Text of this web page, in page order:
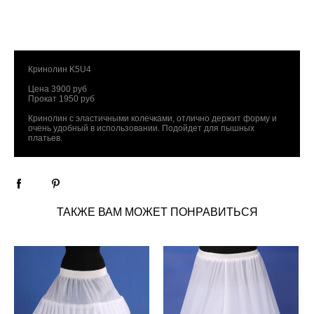
Кринолин K5U4
Цена 3900 руб
Прокат 1950 руб
Кринолин с эластичными колечками, отлично держит форму и
очень удобный в использовании. Подойдет для пышных
платьев.
ТАКЖЕ ВАМ МОЖЕТ ПОНРАВИТЬСЯ